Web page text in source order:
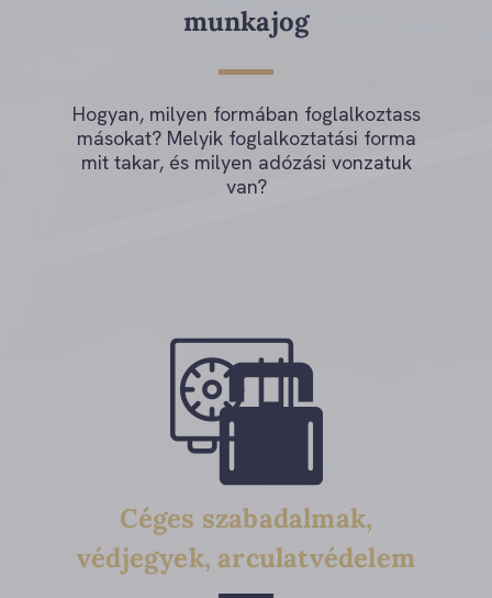
munkajog
Hogyan, milyen formában foglalkoztass
másokat? Melyik foglalkoztatási forma
mit takar, és milyen adózási vonzatuk
van?
Céges szabadalmak,
védjegyek, arculatvédelem